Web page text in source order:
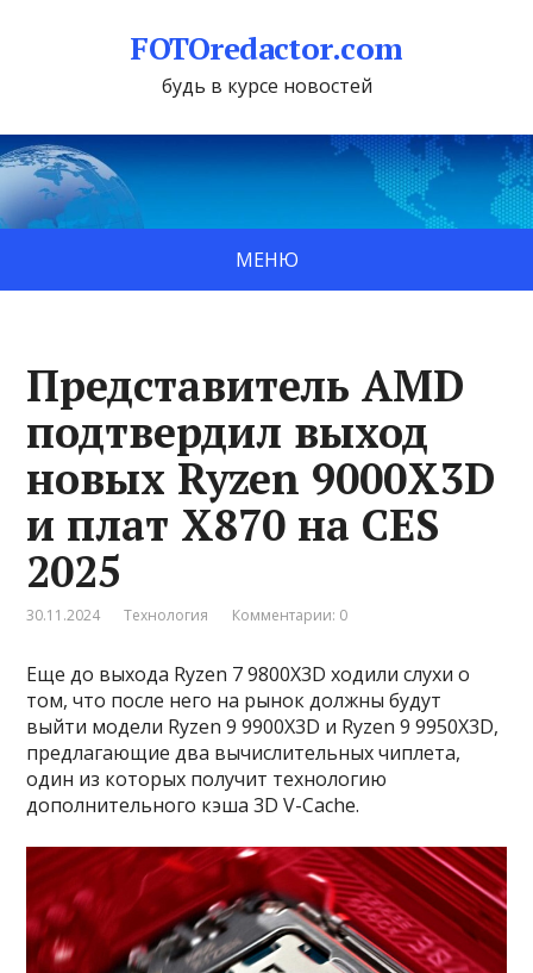
FOTOredactor.com
будь в курсе новостей
МЕНЮ
Представитель AMD
подтвердил выход
новых Ryzen 9000X3D
и плат X870 на CES
2025
30.11.2024 Технология Комментарии: 0
Еще до выхода Ryzen 7 9800X3D ходили слухи о
том, что после него на рынок должны будут
выйти модели Ryzen 9 9900X3D и Ryzen 9 9950X3D,
предлагающие два вычислительных чиплета,
один из которых получит технологию
дополнительного кэша 3D V-Cache.